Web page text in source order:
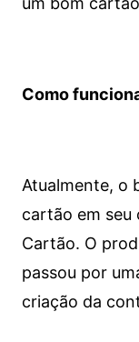
Como
Atualmente, o
cartão em seu
Cartão. O
passou por
criação da